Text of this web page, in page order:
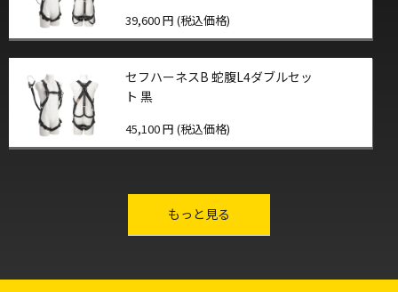
39,600 円 (税込価格)
セフハーネスB 蛇腹L4ダブルセッ
ト 黒
45,100 円 (税込価格)
もっと見る